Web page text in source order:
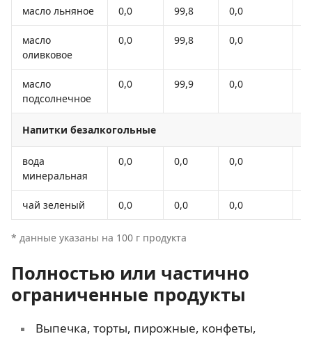
масло льняное 0,0 99,8 0,0
масло
оливковое
0,0 99,8 0,0
масло
подсолнечное
0,0 99,9 0,0
Напитки безалкогольные
вода
минеральная
0,0 0,0 0,0
чай зеленый 0,0 0,0 0,0
* данные указаны на 100 г продукта
Полностью или частично
ограниченные продукты
Выпечка, торты, пирожные, конфеты,